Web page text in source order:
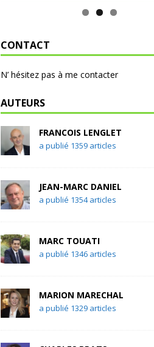
CONTACT
N’ hésitez pas à me contacter
AUTEURS
FRANCOIS LENGLET
a publié 1359 articles
JEAN-MARC DANIEL
a publié 1354 articles
MARC TOUATI
a publié 1346 articles
MARION MARECHAL
a publié 1329 articles